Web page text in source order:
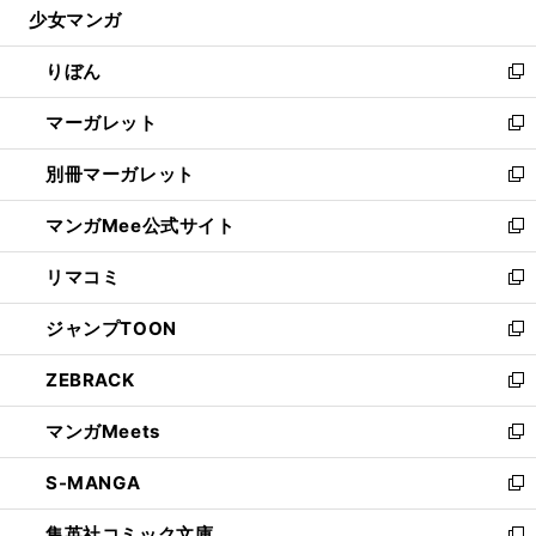
開
く
ウ
で
開
く
ン
ド
ウ
で
開
く
ウ
ィ
ン
ド
ウ
で
開
く
少女マンガ
りぼん
新
し
い
ウ
ィ
ン
ド
ウ
で
開
く
マーガレット
新
し
い
ウ
ィ
ン
ド
ウ
で
開
く
別冊マーガレット
新
し
い
ウ
ィ
ン
ド
ウ
で
開
く
マンガMee公式サイト
新
し
い
ウ
ィ
ン
ド
ウ
で
開
く
リマコミ
新
し
い
ウ
ィ
ン
ド
ウ
で
開
ジャンプTOON
新
し
い
ウ
ィ
ン
ド
ウ
ZEBRACK
新
し
い
ウ
ィ
ン
マンガMeets
新
し
い
ウ
S-MANGA
新
し